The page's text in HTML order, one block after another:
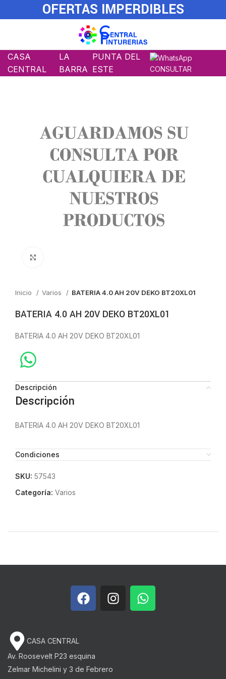
OFERTAS IMPERDIBLES
CASA
CENTRAL
LA
BARRA
PUNTA DEL
ESTE
CONSULTAR
Inicio Varios BATERIA 4.0 AH 20V DEKO BT20XL01
BATERIA 4.0 AH 20V DEKO BT20XL01
BATERIA 4.0 AH 20V DEKO BT20XL01
Descripción
Descripción
BATERIA 4.0 AH 20V DEKO BT20XL01
Condiciones
SKU: 57543
Categoría: Varios
CASA CENTRAL
Av. Roosevelt P23 esquina
Zelmar Michelini y 3 de Febrero​